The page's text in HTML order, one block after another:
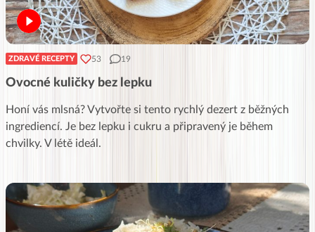
ZDRAVÉ RECEPTY 53 19
Ovocné kuličky bez lepku
Honí vás mlsná? Vytvořte si tento rychlý dezert z běžných
ingrediencí. Je bez lepku i cukru a připravený je během
chvilky. V létě ideál.